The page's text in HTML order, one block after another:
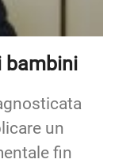
bambini
un
fin